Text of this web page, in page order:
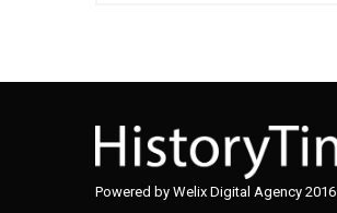
Powered by Welix Digital Agency 2016